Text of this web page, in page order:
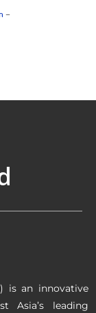
–
is an innovative
Asia’s leading